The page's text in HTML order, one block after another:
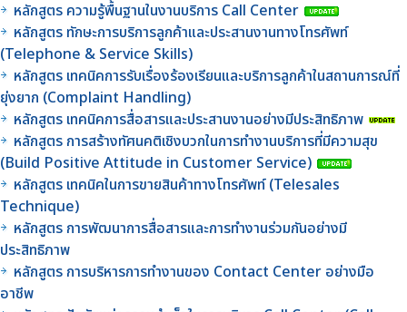
หลักสูตร ความรู้พื้นฐานในงานบริการ Call Center
หลักสูตร ทักษะการบริการลูกค้าและประสานงานทางโทรศัพท์
(Telephone & Service Skills)
หลักสูตร เทคนิคการรับเรื่องร้องเรียนและบริการลูกค้าในสถานการณ์ที่
ยุ่งยาก (Complaint Handling)
หลักสูตร เทคนิคการสื่อสารและประสานงานอย่างมีประสิทธิภาพ
หลักสูตร การสร้างทัศนคติเชิงบวกในการทำงานบริการที่มีความสุข
(Build Positive Attitude in Customer Service)
หลักสูตร เทคนิคในการขายสินค้าทางโทรศัพท์ (Telesales
Technique)
หลักสูตร การพัฒนาการสื่อสารและการทำงานร่วมกันอย่างมี
ประสิทธิภาพ
หลักสูตร การบริหารการทำงานของ Contact Center อย่างมือ
อาชีพ